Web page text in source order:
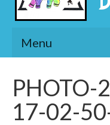
Menu
Présentation
PHOTO-
17-02-